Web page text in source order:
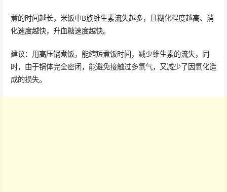
煮的时间越长，米饭中B族维生素流失越多，且糊化程度越高、消
化速度越快，升血糖速度越快。
建议：用高压锅煮饭，能缩短煮饭时间，减少维生素的流失，同
时，由于锅体完全密闭，能避免接触过多氧气，又减少了因氧化造
成的损失。